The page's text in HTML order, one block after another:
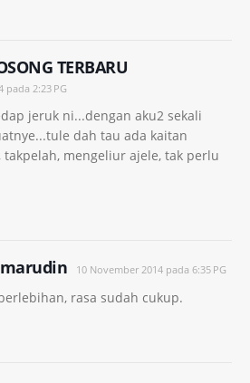
TERBARU
pada 2:23 PG
jeruk ni...dengan aku2 sekali
dah tau ada kaitan
takpelah, mengeliur ajele, tak perlu
10 November 2014 pada 6:35 PG
rasa sudah cukup.